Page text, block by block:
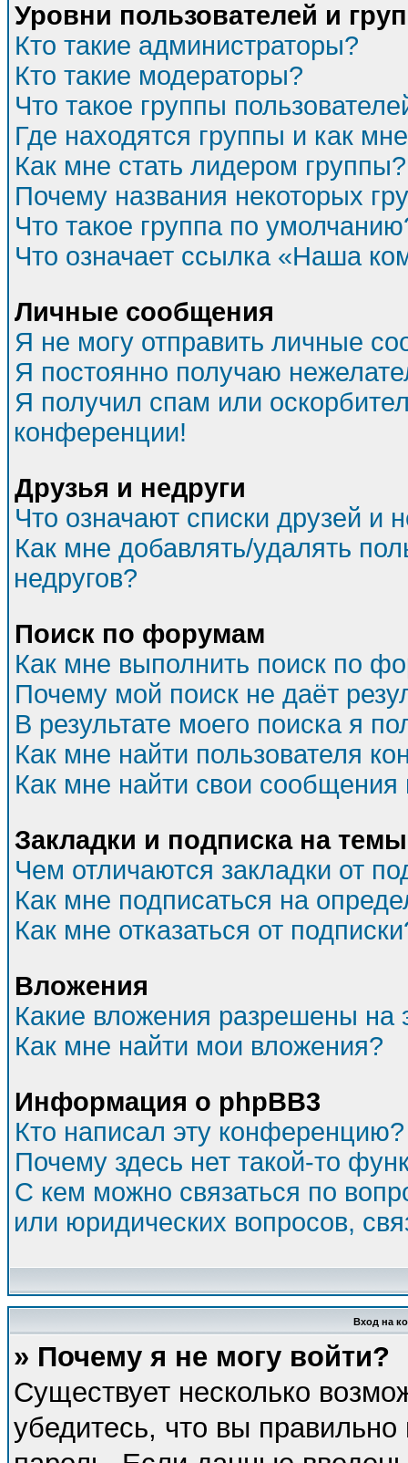
Уровни пользователей и
Кто такие администраторы?
Кто такие модераторы?
Что такое группы
Где находятся группы и как
Как мне стать лидером группы?
Почему названия некоторых
Что такое группа по
Что означает ссылка «Наша
Личные сообщения
Я не могу отправить личные
Я постоянно получаю
Я получил спам или
конференции!
Друзья и недруги
Что означают списки друзей и
Как мне добавлять/удалять
недругов?
Поиск по форумам
Как мне выполнить поиск по
Почему мой поиск не даёт
В результате моего поиска я
Как мне найти пользователя
Как мне найти свои
Закладки и подписка на темы
Чем отличаются закладки от
Как мне подписаться на
Как мне отказаться от
Вложения
Какие вложения разрешены на
Как мне найти мои вложения?
Информация о phpBB3
Кто написал эту конференцию?
Почему здесь нет такой-то
С кем можно связаться по
или юридических вопросов,
Вход на
» Почему я не могу войти?
Существует несколько
убедитесь, что вы